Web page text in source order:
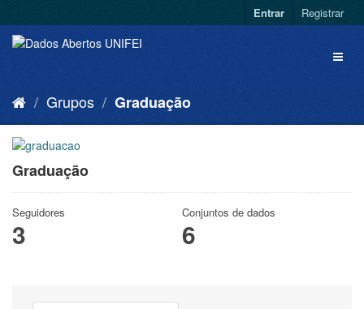
Entrar Registrar
Grupos Graduação
Graduação
Seguidores
3
Conjuntos de dados
6